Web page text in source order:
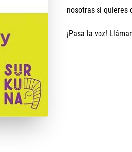
nosotras si quieres
¡Pasa la voz!